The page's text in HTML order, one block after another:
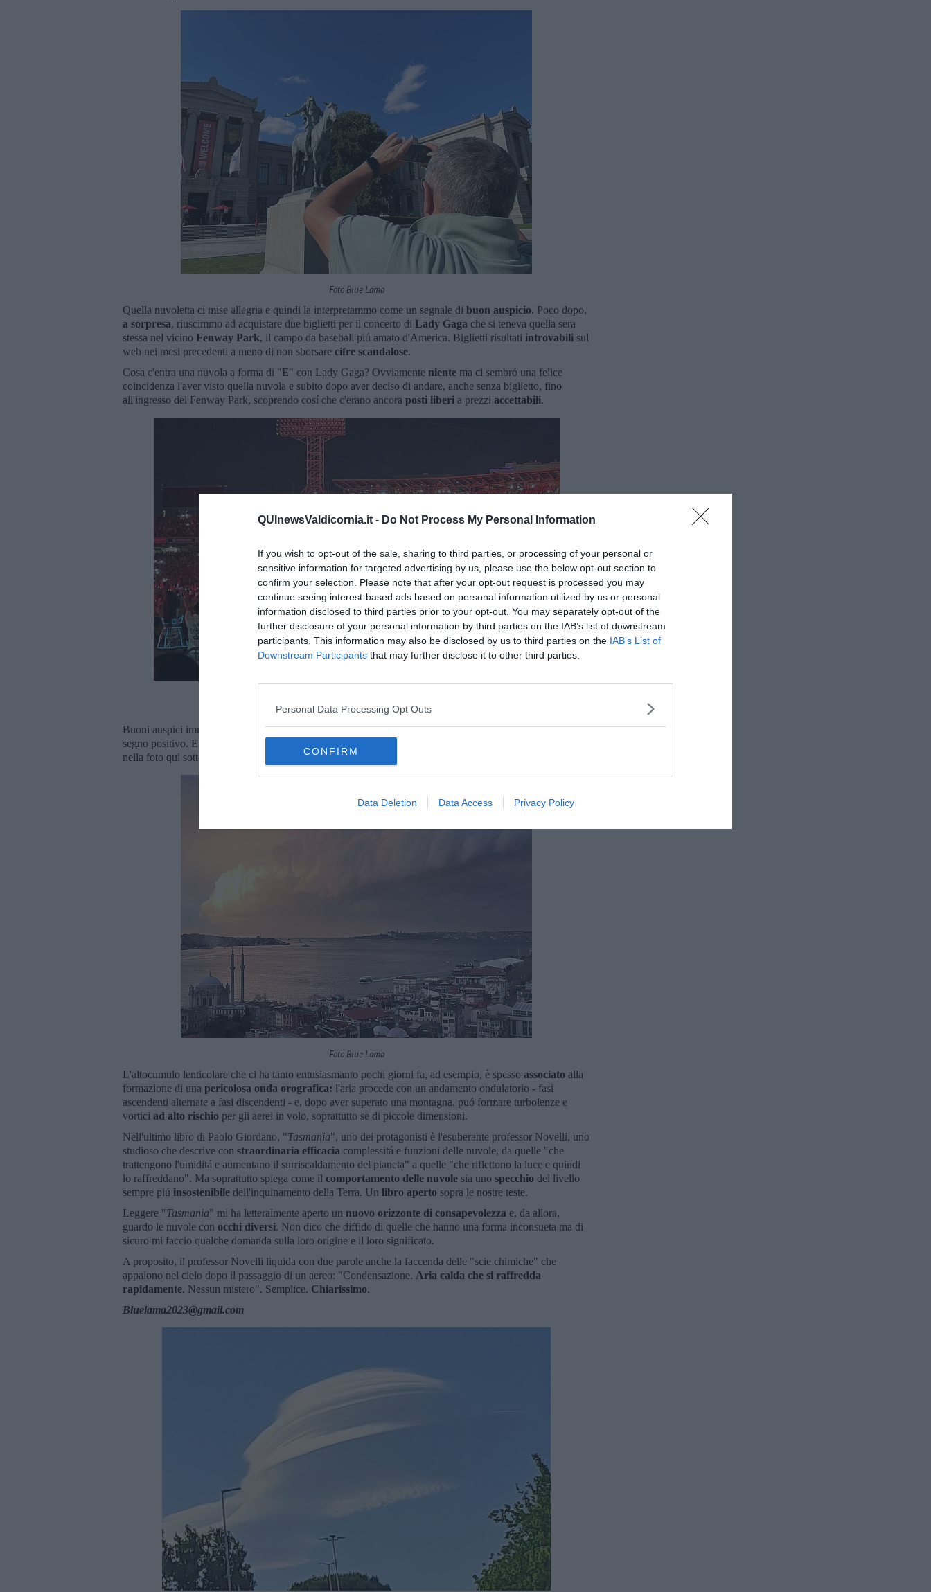
QUInewsValdicornia.it - Do Not Process My Personal Information
If you wish to opt-out of the sale, sharing to third parties, or processing of your personal or
sensitive information for targeted advertising by us, please use the below opt-out section to
confirm your selection. Please note that after your opt-out request is processed you may
continue seeing interest-based ads based on personal information utilized by us or personal
information disclosed to third parties prior to your opt-out. You may separately opt-out of the
further disclosure of your personal information by third parties on the IAB’s list of downstream
participants. This information may also be disclosed by us to third parties on the IAB’s List of
Downstream Participants that may further disclose it to other third parties.
Personal Data Processing Opt Outs
CONFIRM
Data Deletion Data Access Privacy Policy
Foto Blue Lama
Quella nuvoletta ci mise allegria e quindi la interpretammo come un segnale di buon auspicio. Poco dopo,
a sorpresa, riuscimmo ad acquistare due biglietti per il concerto di Lady Gaga che si teneva quella sera
stessa nel vicino Fenway Park, il campo da baseball piú amato d'America. Biglietti risultati introvabili sul
web nei mesi precedenti a meno di non sborsare cifre scandalose.
Cosa c'entra una nuvola a forma di "E" con Lady Gaga? Ovviamente niente ma ci sembró una felice
coincidenza l'aver visto quella nuvola e subito dopo aver deciso di andare, anche senza biglietto, fino
all'ingresso del Fenway Park, scoprendo cosí che c'erano ancora posti liberi a prezzi accettabili.
Buoni auspici immaginari a parte, a volte le nuvole, pur avendo un bellissimo aspetto,non sono affattoun
segno positivo. E non sto parlando di quelle gonfie e scure che annunciano l'arrivo di una tempesta come
nella foto qui sotto, scattata a Istanbul l'8 Gennaio scorso.
Foto Blue Lama
L'altocumulo lenticolare che ci ha tanto entusiasmanto pochi giorni fa, ad esempio, è spesso associato alla
formazione di una pericolosa onda orografica: l'aria procede con un andamento ondulatorio - fasi
ascendenti alternate a fasi discendenti - e, dopo aver superato una montagna, puó formare turbolenze e
vortici ad alto rischio per gli aerei in volo, soprattutto se di piccole dimensioni.
Nell'ultimo libro di Paolo Giordano, "Tasmania", uno dei protagonisti è l'esuberante professor Novelli, uno
studioso che descrive con straordinaria efficacia complessitá e funzioni delle nuvole, da quelle "che
trattengono l'umiditá e aumentano il surriscaldamento del pianeta" a quelle "che riflettono la luce e quindi
lo raffreddano". Ma soprattutto spiega come il comportamento delle nuvole sia uno specchio del livello
sempre piú insostenibile dell'inquinamento della Terra. Un libro aperto sopra le nostre teste.
Leggere "Tasmania" mi ha letteralmente aperto un nuovo orizzonte di consapevolezza e, da allora,
guardo le nuvole con occhi diversi. Non dico che diffido di quelle che hanno una forma inconsueta ma di
sicuro mi faccio qualche domanda sulla loro origine e il loro significato.
A proposito, il professor Novelli liquida con due parole anche la faccenda delle "scie chimiche" che
appaiono nel cielo dopo il passaggio di un aereo: "Condensazione. Aria calda che si raffredda
rapidamente. Nessun mistero". Semplice. Chiarissimo.
Bluelama2023@gmail.com